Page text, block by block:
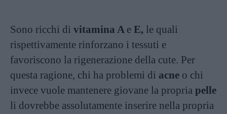
Sono ricchi di vitamina A e E, le quali
rispettivamente rinforzano i tessuti e
favoriscono la rigenerazione della cute. Per
questa ragione, chi ha problemi di acne o chi
invece vuole mantenere giovane la propria pelle
li dovrebbe assolutamente inserire nella propria